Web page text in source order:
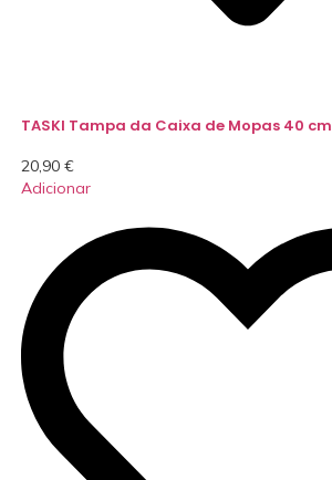
TASKI Tampa da Caixa de Mopas 40 cm
20,90 €
Adicionar